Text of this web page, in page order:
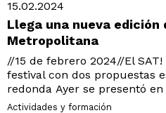
15.02.2024
Llega una nueva edición
Metropolitana
//15 de febrero 2024//El
festival con dos propuestas
redonda Ayer se presentó
Actividades y formación